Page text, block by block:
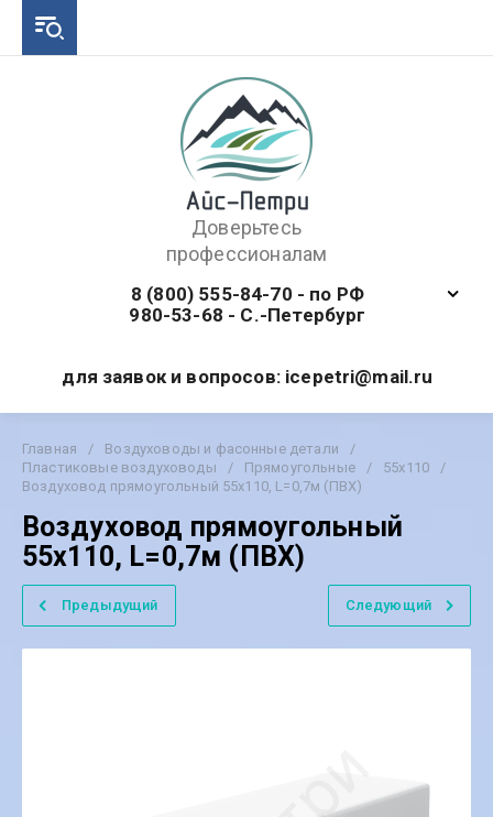
Доверьтесь
профессионалам
8 (800) 555-84-70 - по РФ
980-53-68 - С.-Петербург
для заявок и вопросов: icepetri@mail.ru
Главная / Воздуховоды и фасонные детали
/
Пластиковые воздуховоды
/ Прямоугольные / 55х110
/
Воздуховод прямоугольный 55х110, L=0,7м (ПВХ)
Воздуховод прямоугольный
55х110, L=0,7м (ПВХ)
Предыдущий Следующий